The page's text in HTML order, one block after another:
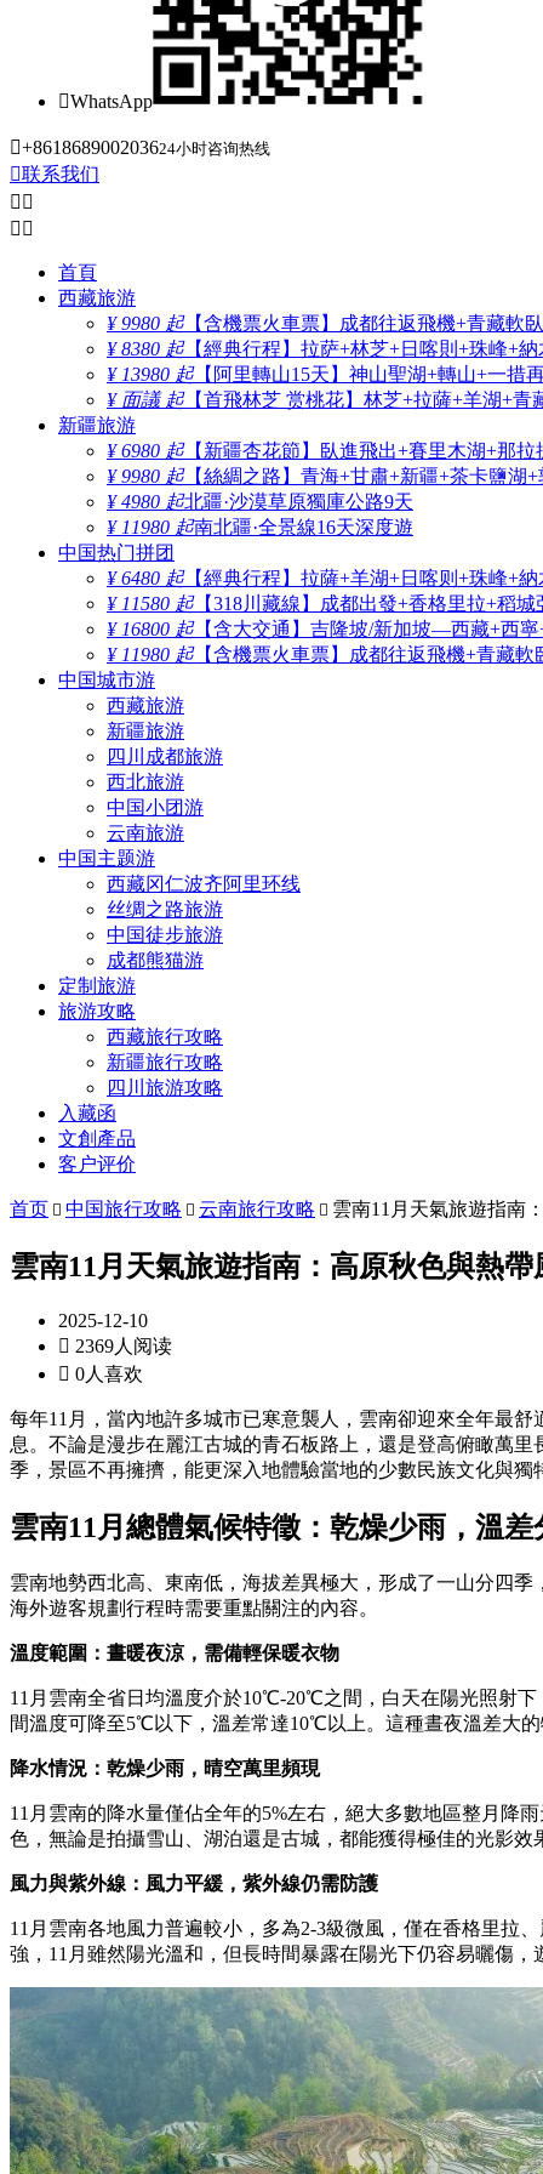
WhatsApp
+861868900203624小时咨询热线
联系我们
 
 
首頁
西藏旅游
¥ 9980 起【含機票火車票】成都往返飛機+青藏軟
¥ 8380 起【經典行程】拉萨+林芝+日喀則+珠峰+納
¥ 13980 起【阿里轉山15天】神山聖湖+轉山+一措
¥ 面議 起【首飛林芝 赏桃花】林芝+拉薩+羊湖+青
新疆旅游
¥ 6980 起【新疆杏花節】臥進飛出+賽里木湖+那
¥ 9980 起【絲綢之路】青海+甘肅+新疆+茶卡鹽湖
¥ 4980 起北疆·沙漠草原獨庫公路9天
¥ 11980 起南北疆·全景線16天深度遊
中国热门拼团
¥ 6480 起【經典行程】拉薩+羊湖+日喀则+珠峰+
¥ 11580 起【318川藏線】成都出發+香格里拉+稻
¥ 16800 起【含大交通】吉隆坡/新加坡—西藏+西寧
¥ 11980 起【含機票火車票】成都往返飛機+青藏
中国城市游
西藏旅游
新疆旅游
四川成都旅游
西北旅游
中国小团游
云南旅游
中国主题游
西藏冈仁波齐阿里环线
丝绸之路旅游
中国徒步旅游
成都熊猫游
定制旅游
旅游攻略
西藏旅行攻略
新疆旅行攻略
四川旅游攻略
入藏函
文創產品
客户评价
首页  中国旅行攻略  云南旅行攻略  雲南11月天氣旅遊指南
雲南11月天氣旅遊指南：高原秋色與熱帶
2025-12-10
 2369人阅读
 0人喜欢
每年11月，當內地許多城市已寒意襲人，雲南卻迎來全年最
息。不論是漫步在麗江古城的青石板路上，還是登高俯瞰萬
季，景區不再擁擠，能更深入地體驗當地的少數民族文化與獨
雲南11月總體氣候特徵：乾燥少雨，溫差
雲南地勢西北高、東南低，海拔差異極大，形成了一山分四
海外遊客規劃行程時需要重點關注的內容。
溫度範圍：晝暖夜涼，需備輕保暖衣物
11月雲南全省日均溫度介於10℃-20℃之間，白天在陽光照射
間溫度可降至5℃以下，溫差常達10℃以上。這種晝夜溫差大
降水情況：乾燥少雨，晴空萬里頻現
11月雲南的降水量僅佔全年的5%左右，絕大多數地區整月降
色，無論是拍攝雪山、湖泊還是古城，都能獲得極佳的光影
風力與紫外線：風力平緩，紫外線仍需防護
11月雲南各地風力普遍較小，多為2-3級微風，僅在香格里拉
強，11月雖然陽光溫和，但長時間暴露在陽光下仍容易曬傷